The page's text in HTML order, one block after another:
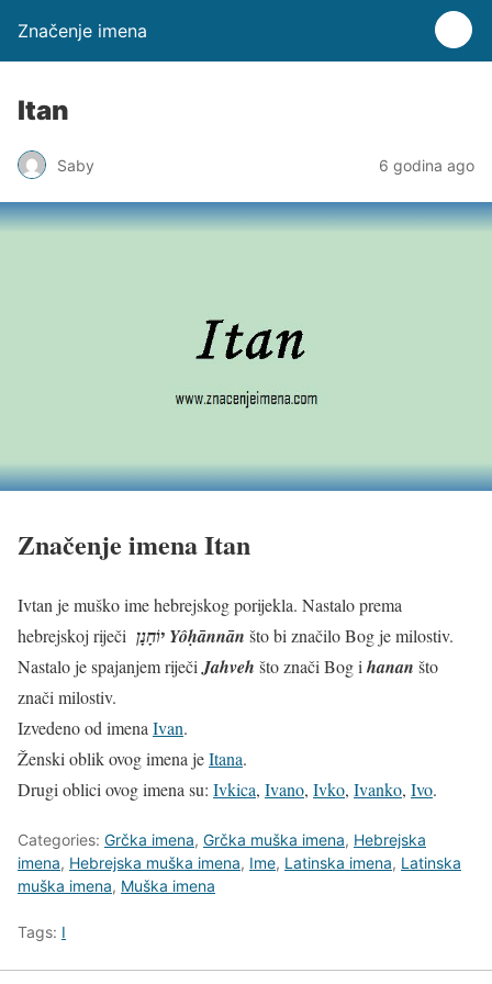
Značenje imena
Itan
Saby 6 godina ago
Značenje imena Itan
Ivtan je muško ime hebrejskog porijekla. Nastalo prema
hebrejskoj riječi
יוֹחָנָן Yôḥānnān što bi značilo Bog je milostiv.
Nastalo je spajanjem riječi Jahveh što znači Bog i hanan što
znači milostiv.
Izvedeno od imena Ivan.
Ženski oblik ovog imena jeItana.
Drugi oblici ovog imena su: Ivkica, Ivano, Ivko, Ivanko, Ivo.
Categories: Grčka imena, Grčka muška imena, Hebrejska
imena, Hebrejska muška imena, Ime, Latinska imena, Latinska
muška imena, Muška imena
Tags: I